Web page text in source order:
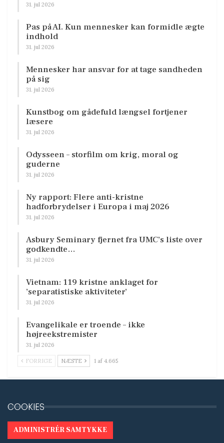
31. jul 2026
Pas på AI. Kun mennesker kan formidle ægte
indhold
31. jul 2026
Mennesker har ansvar for at tage sandheden
på sig
31. jul 2026
Kunstbog om gådefuld længsel fortjener
læsere
31. jul 2026
Odysseen – storfilm om krig, moral og
guderne
31. jul 2026
Ny rapport: Flere anti-kristne
hadforbrydelser i Europa i maj 2026
31. jul 2026
Asbury Seminary fjernet fra UMC’s liste over
godkendte…
31. jul 2026
Vietnam: 119 kristne anklaget for
’separatistiske aktiviteter’
31. jul 2026
Evangelikale er troende – ikke
højreekstremister
31. jul 2026
FORRIGE NÆSTE 1 af 4.665
COOKIES
ADMINISTRÉR SAMTYKKE